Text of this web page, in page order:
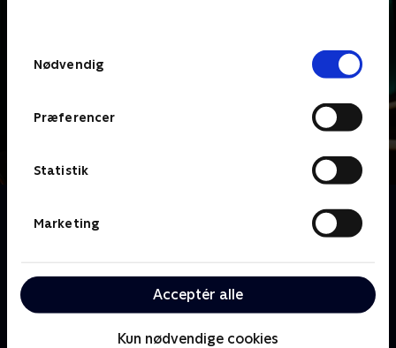
Nødvendig
Præferencer
Statistik
Marketing
Acceptér alle
Kun nødvendige cookies
Sanserne bliver testet på alle tænkelige og
Danmarks mest sanselige quizshow. Her skal kendte
danskere parvis høre, smage, føle, se og lugte sig
igennem alverdens sjove sanselige lege.